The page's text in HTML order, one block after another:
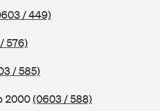
/ 449)
576)
/ 585)
2000(0603 / 588)